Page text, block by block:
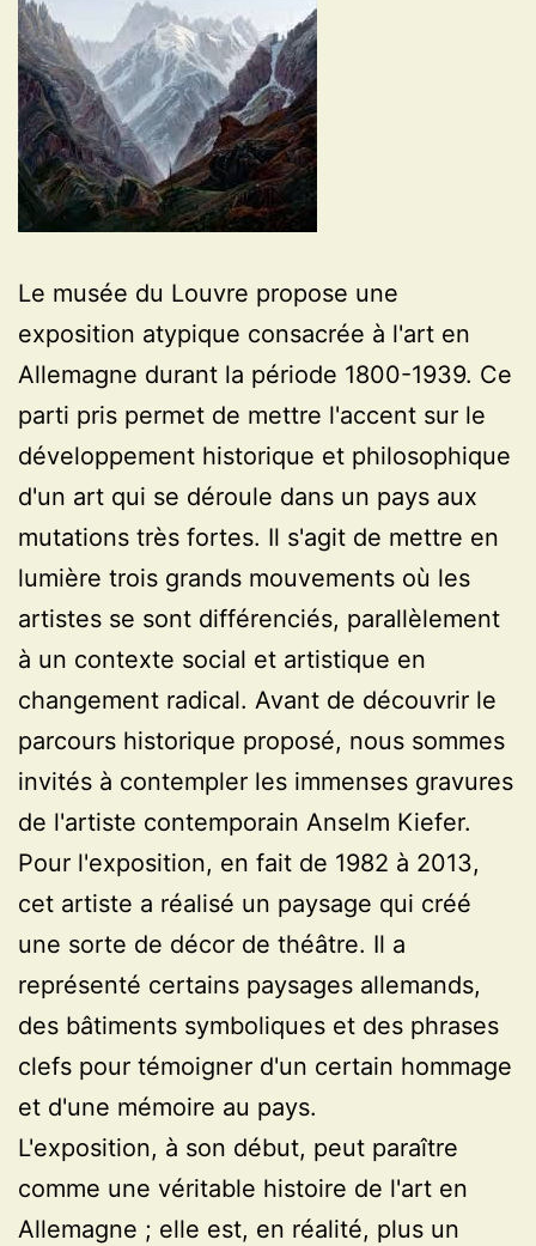
Le musée du Louvre propose une
exposition atypique consacrée à l'art en
Allemagne durant la période 1800-1939. Ce
parti pris permet de mettre l'accent sur le
développement historique et philosophique
d'un art qui se déroule dans un pays aux
mutations très fortes. Il s'agit de mettre en
lumière trois grands mouvements où les
artistes se sont différenciés, parallèlement
à un contexte social et artistique en
changement radical. Avant de découvrir le
parcours historique proposé, nous sommes
invités à contempler les immenses gravures
de l'artiste contemporain Anselm Kiefer.
Pour l'exposition, en fait de 1982 à 2013,
cet artiste a réalisé un paysage qui créé
une sorte de décor de théâtre. Il a
représenté certains paysages allemands,
des bâtiments symboliques et des phrases
clefs pour témoigner d'un certain hommage
et d'une mémoire au pays.
L'exposition, à son début, peut paraître
comme une véritable histoire de l'art en
Allemagne ; elle est, en réalité, plus un